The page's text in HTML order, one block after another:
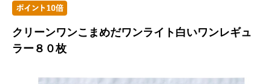
クリーンワンこまめだワンライト白いワンレギュ
ラー８０枚